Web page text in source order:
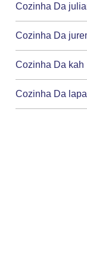
Cozinha Da
Cozinha Da
Cozinha Da kah
Cozinha Da lapa